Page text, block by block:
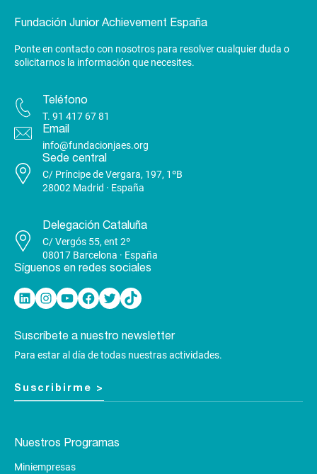
Fundación Junior Achievement España
Ponte en contacto con nosotros para resolver cualquier duda o
solicitarnos la información que necesites.
Teléfono
T. 91 417 67 81
Email
info@fundacionjaes.org
Sede central
C/ Príncipe de Vergara, 197, 1ºB
28002 Madrid · España
Delegación Cataluña
C/ Vergós 55, ent 2º
08017 Barcelona · España
Síguenos en redes sociales
Linkedin Instagram YouTube Facebook Twitter TikTok
Suscríbete a nuestro newsletter
Para estar al día de todas nuestras actividades.
Suscribirme >
Nuestros Programas
Miniempresas